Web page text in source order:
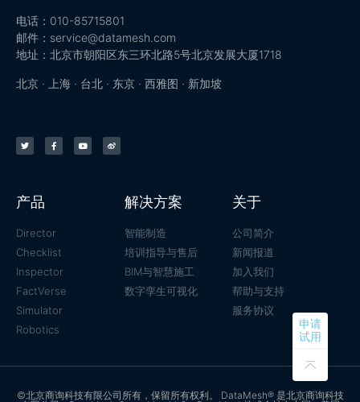
申请
试用
电话：010-85715801
邮件：service@datamesh.com
地址：北京市朝阳区东三环北路5号北京发展大厦1718
北京 · 上海 · 台北 · 东京 · 西雅图 · 新加坡
产品
Director
Checklist
Inspector
FactVerse
Simulator
Robotics
解决方案
智能制造
培训指导与售后
BIM与智慧施工
数字孪生可视化
关于
公司简介
新闻报道
加入我们
帮助与支持
服务协议
©北京商询科技有限公司所有，保留所有权利。 DataMesh® 是北京商询科技